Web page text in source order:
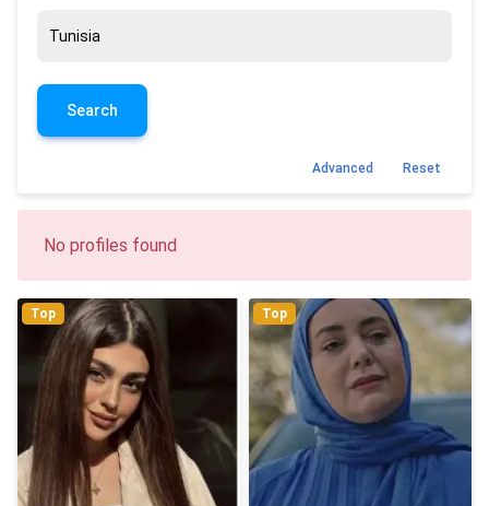
Search
Advanced Reset
No profiles found
Top Top